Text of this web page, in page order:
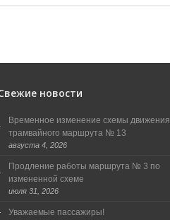
новости
Временное изменение схемы движения
трамвайного маршрута № 13
августа 4, 2026
Продление работы маршрута № 3 по
измененной схеме
июля 31, 2026
Уважаемые пассажиры!